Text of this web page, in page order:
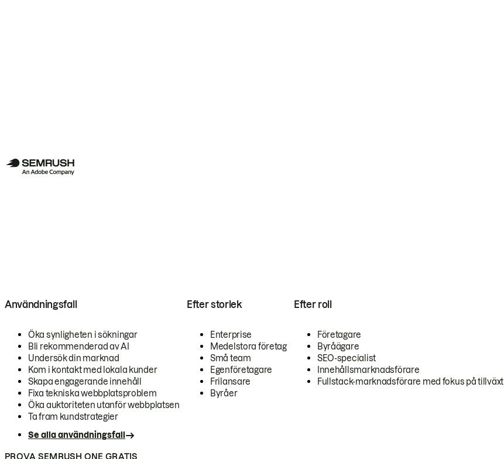
Användningsfall
Öka synligheten i sökningar
Bli rekommenderad av AI
Undersök din marknad
Kom i kontakt med lokala kunder
Skapa engagerande innehåll
Fixa tekniska webbplatsproblem
Öka auktoriteten utanför webbplatsen
Ta fram kundstrategier
Se alla användningsfall
Efter storlek
Enterprise
Medelstora företag
Små team
Egenföretagare
Frilansare
Byråer
Efter roll
Företagare
Byråägare
SEO-specialist
Innehållsmarknadsförare
Fullstack-marknadsförare med fokus på tillväxt
PROVA SEMRUSH ONE GRATIS